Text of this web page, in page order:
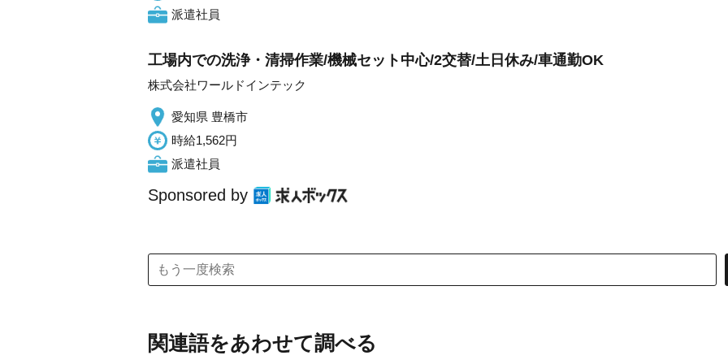
派遣社員
工場内での洗浄・清掃作業/機械セット中心/2交替/土日休み/車通勤OK
株式会社ワールドインテック
愛知県 豊橋市
時給1,562円
派遣社員
Sponsored by
関連語をあわせて調べる